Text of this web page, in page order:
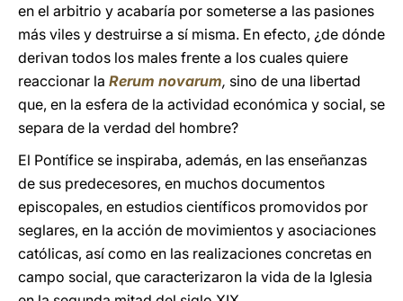
en el arbitrio y acabaría por someterse a las pasiones
más viles y destruirse a sí misma. En efecto, ¿de dónde
derivan todos los males frente a los cuales quiere
reaccionar la Rerum novarum, sino de una libertad
que, en la esfera de la actividad económica y social, se
separa de la verdad del hombre?
El Pontífice se inspiraba, además, en las enseñanzas
de sus predecesores, en muchos documentos
episcopales, en estudios científicos promovidos por
seglares, en la acción de movimientos y asociaciones
católicas, así como en las realizaciones concretas en
campo social, que caracterizaron la vida de la Iglesia